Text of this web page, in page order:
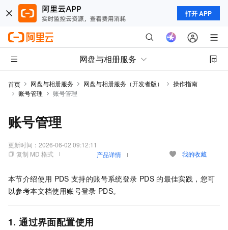
打开 APP
网盘与相册服务
首页 网盘与相册服务 网盘与相册服务（开发者版）
操作指南
账号管理
账号管理
账号管理
更新时间： 2026-06-02 09:12:11
复制 MD 格式
产品详情 我的收藏
本节介绍使用 PDS 支持的账号系统登录 PDS 的最佳实践，您可
以参考本文档使用账号登录 PDS。
1. 通过界面配置使用